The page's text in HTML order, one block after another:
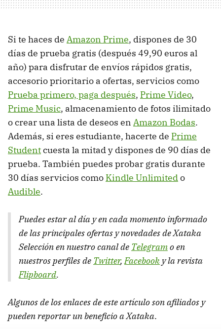
Si te haces de Amazon Prime, dispones de 30
días de prueba gratis (después 49,90 euros al
año) para disfrutar de envíos rápidos gratis,
accesorio prioritario a ofertas, servicios como
Prueba primero, paga después, Prime Video,
Prime Music, almacenamiento de fotos ilimitado
o crear una lista de deseos en Amazon Bodas.
Además, si eres estudiante, hacerte de Prime
Studentcuesta la mitad y dispones de 90 días de
prueba. También puedes probar gratis durante
30 días servicios como Kindle Unlimitedo
Audible.
Puedes estar al día y en cada momento informado
de las principales ofertas y novedades de Xataka
Selección en nuestro canal de Telegramo en
nuestros perfiles de Twitter,Facebook y la revista
Flipboard.
Algunos de los enlaces de este artículo son afiliados y
pueden reportar un beneficio a Xataka.